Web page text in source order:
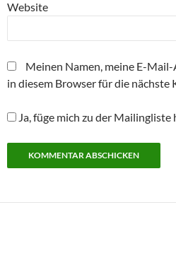
Website
Meinen Namen, meine E-
in diesem Browser für die
Ja, füge mich zu der Mailingliste